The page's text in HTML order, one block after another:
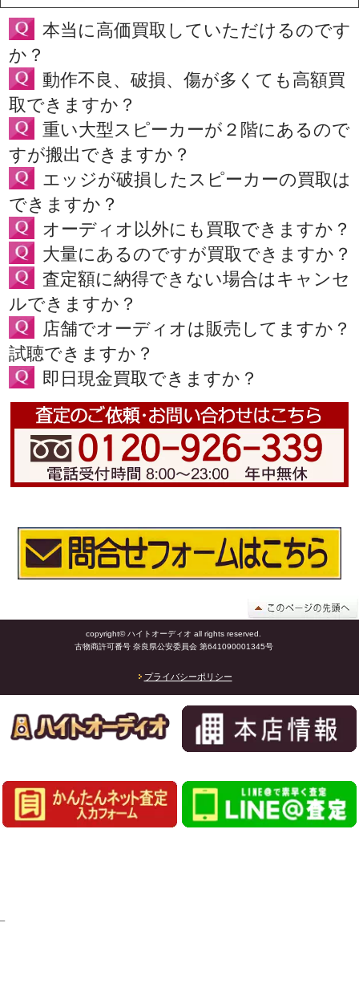
本当に高価買取していただけるのです
か？
動作不良、破損、傷が多くても高額買
取できますか？
重い大型スピーカーが２階にあるので
すが搬出できますか？
エッジが破損したスピーカーの買取は
できますか？
オーディオ以外にも買取できますか？
大量にあるのですが買取できますか？
査定額に納得できない場合はキャンセ
ルできますか？
店舗でオーディオは販売してますか？
試聴できますか？
即日現金買取できますか？
copyright© ハイトオーディオ all rights reserved.
古物商許可番号 奈良県公安委員会 第641090001345号
プライバシーポリシー